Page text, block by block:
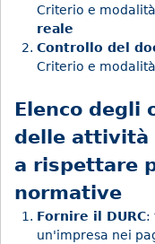
Criterio e
reale
Controllo del
Criterio e
Elenco degli
delle attività
a rispettare
normative
Fornire il DURC:
un'impresa nei